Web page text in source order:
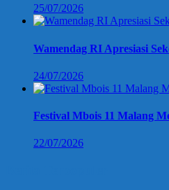
25/07/2026
Wamendag RI Apresiasi
24/07/2026
Festival Mbois 11 Malang
22/07/2026